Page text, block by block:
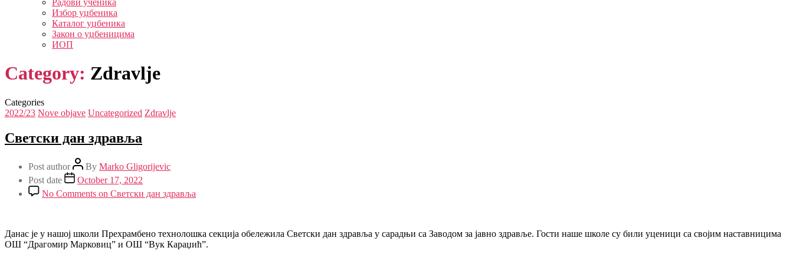
Радови ученика
Избор уџбеника
Каталог уџбеника
Закон о уџбеницима
ИОП
Category: Zdravlje
Categories
2022/23 Nove objave Uncategorized Zdravlje
Светски дан здравља
Post author By Marko Gligorijevic
Post date
October 17, 2022
No Comments on Светски дан здравља
Данас је у нашој школи Прехрамбено технолошка секција обележила Светски дан здравља у сарадњи са Заводом за јавно здравље. Гости наше школе су били уценици са својим наставницима
ОШ “Драгомир Марковиц” и ОШ “Вук Караџић”.